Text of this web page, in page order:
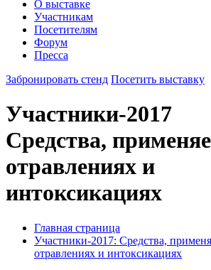
О выставке
Участникам
Посетителям
Форум
Пресса
Забронировать стенд Посетить выставку
Участники-2017
Средства,
отравлениях и
интоксикациях
Главная страница
Участники-2017: Средства,
отравлениях и интоксикациях